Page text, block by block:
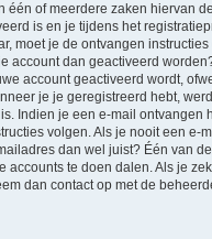
één of meerdere zaken hiervan
is en je tijdens het
moet je de ontvangen
account dan geactiveerd
account geactiveerd wordt,
je je geregistreerd hebt,
Indien je een e-mail ontvangen
volgen. Als je nooit een e-
dan wel juist? Één van
accounts te doen dalen. Als je
dan contact op met de